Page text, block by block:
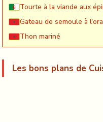
Tourte à la viande aux
Gateau de semoule à
Thon mariné
Les bons plans de